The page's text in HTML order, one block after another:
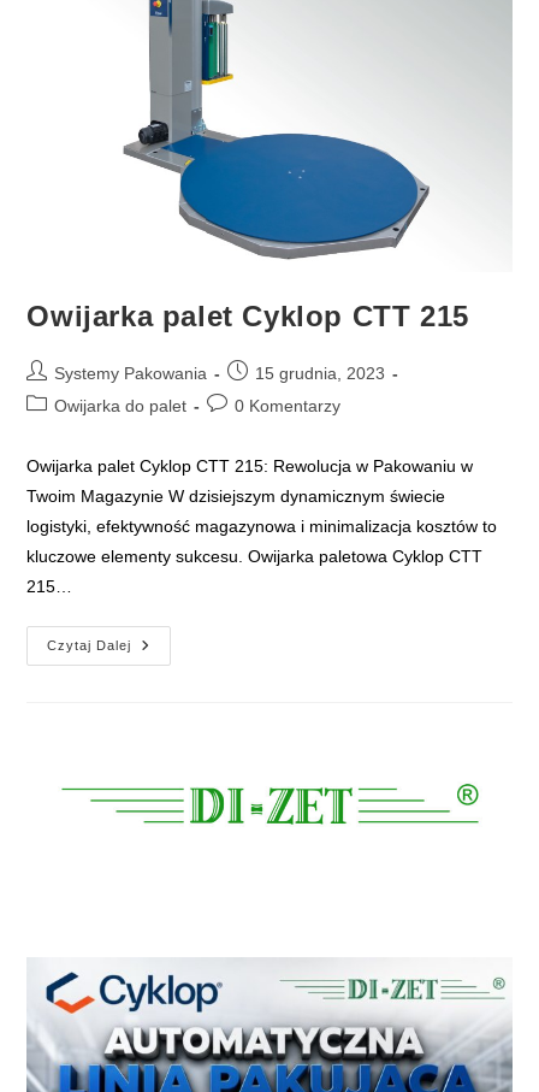
Owijarka palet Cyklop CTT 215
Post
author:
Systemy Pakowania
Post
published:
15 grudnia, 2023
PostOwijarka do palet
Post0 Komentarzy
Owijarka palet Cyklop CTT 215: Rewolucja w Pakowaniu w
Twoim Magazynie W dzisiejszym dynamicznym świecie
logistyki, efektywność magazynowa i minimalizacja kosztów to
kluczowe elementy sukcesu. Owijarka paletowa Cyklop CTT
215…
Czytaj Dalej
Owijarka
Palet